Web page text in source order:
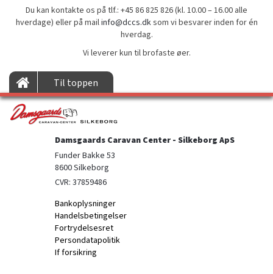
Du kan kontakte os på tlf.: +45 86 825 826 (kl. 10.00 – 16.00 alle
hverdage) eller på mailinfo@dccs.dksom vi besvarer inden for én
hverdag.
Vi leverer kun til brofaste øer.
Til toppen
Damsgaards Caravan Center - Silkeborg ApS
Funder Bakke 53
8600 Silkeborg
CVR: 37859486
Bankoplysninger
Handelsbetingelser
Fortrydelsesret
Persondatapolitik
If forsikring